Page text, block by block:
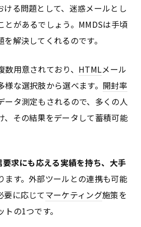
ける問題として、迷惑メールとし
とがあるでしょう。MMDSは手頃
解決してくれるのです。
用意されており、 HTMLメール
な選択肢から選べます。 開封率
ータ測定もされるので、多くの人
、その結果をデータして蓄積可能
求にも応える実績を持ち、大手
ます。外部ツールとの連携も可能
要に応じてマーケティング施策を
の1つです。